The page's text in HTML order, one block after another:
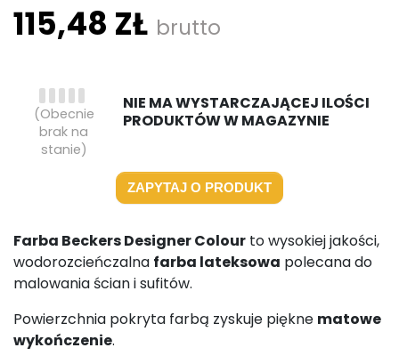
115,48 ZŁ brutto
NIE MA WYSTARCZAJĄCEJ ILOŚCI
PRODUKTÓW W MAGAZYNIE
(Obecnie
brak na
stanie)
ZAPYTAJ O PRODUKT
Farba Beckers Designer Colour to wysokiej jakości,
wodorozcieńczalna farba lateksowa polecana do
malowania ścian i sufitów.
Powierzchnia pokryta farbą zyskuje piękne matowe
wykończenie.